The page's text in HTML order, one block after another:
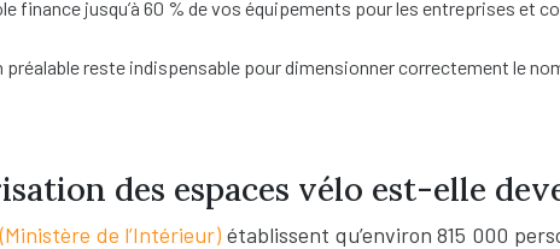
finance jusqu’à 60 % de vos équipements pour les entreprises et
reste indispensable pour dimensionner correctement le
des espaces vélo est-elle
de l’Intérieur) établissent qu’environ 815 000